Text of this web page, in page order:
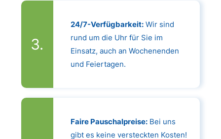
24/7-Verfügbarkeit:Wir sind
rund um die Uhr für Sie im
Einsatz, auch an Wochenenden
und Feiertagen.
Faire Pauschalpreise:Bei uns
gibt es keine versteckten Kosten!